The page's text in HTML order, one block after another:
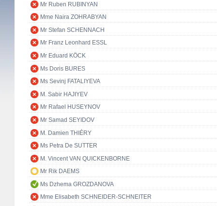
Mr Ruben RUBINYAN
Mme Naira ZOHRABYAN
Mr Stefan SCHENNACH
Mr Franz Leonhard ESSL
Mr Eduard KÖCK
Ms Doris BURES
Ms Sevinj FATALIYEVA
M. Sabir HAJIYEV
Mr Rafael HUSEYNOV
Mr Samad SEYIDOV
M. Damien THIÉRY
Ms Petra De SUTTER
M. Vincent VAN QUICKENBORNE
Mr Rik DAEMS
Ms Dzhema GROZDANOVA
Mme Elisabeth SCHNEIDER-SCHNEITER